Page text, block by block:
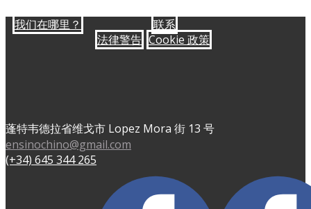
我们在哪里？
联系
法律警告 Cookie 政策
蓬特韦德拉省维戈市 Lopez Mora 街 13 号
ensinochino@gmail.com
(+34) 645 344 265